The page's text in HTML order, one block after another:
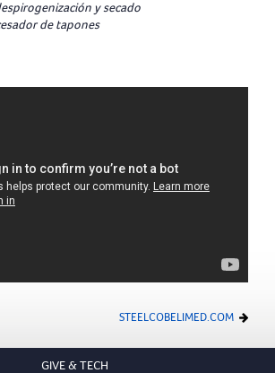
y secado
de tapones
STEELCOBELIMED.COM
GIVE & TECH